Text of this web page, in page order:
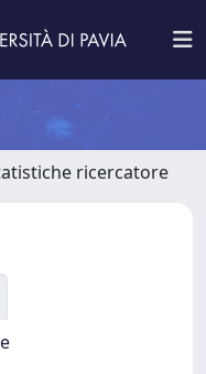
ricercatore